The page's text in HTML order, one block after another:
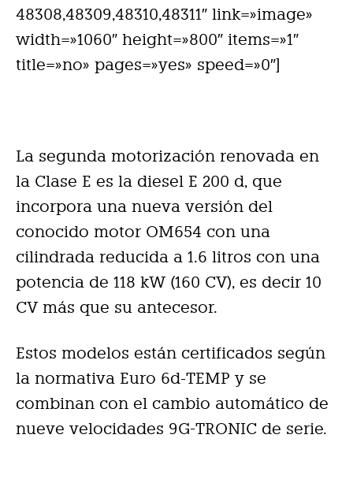
48308,48309,48310,48311″ link=»image»
width=»1060″ height=»800″ items=»1″
title=»no» pages=»yes» speed=»0″]
La segunda motorización renovada en
la Clase E es la diesel E 200 d, que
incorpora una nueva versión del
conocido motor OM654 con una
cilindrada reducida a 1.6 litros con una
potencia de 118 kW (160 CV), es decir 10
CV más que su antecesor.
Estos modelos están certificados según
la normativa Euro 6d-TEMP y se
combinan con el cambio automático de
nueve velocidades 9G-TRONIC de serie.